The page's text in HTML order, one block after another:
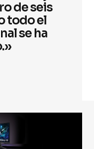
de seis
todo el
se ha